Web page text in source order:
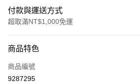
付款與運送方式
超取滿NT$1,000免運
信用卡一次付款
信用卡分期付款
商品特色
商品編號
9287295